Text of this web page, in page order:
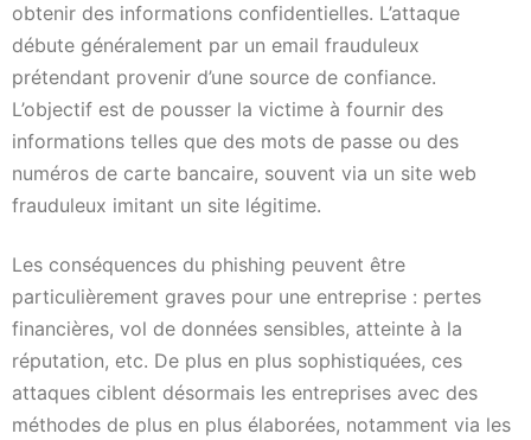
obtenir des informations confidentielles. L’attaque
débute généralement par un email frauduleux
prétendant provenir d’une source de confiance.
L’objectif est de pousser la victime à fournir des
informations telles que des mots de passe ou des
numéros de carte bancaire, souvent via un site web
frauduleux imitant un site légitime.
Les conséquences du phishing peuvent être
particulièrement graves pour une entreprise : pertes
financières, vol de données sensibles, atteinte à la
réputation, etc. De plus en plus sophistiquées, ces
attaques ciblent désormais les entreprises avec des
méthodes de plus en plus élaborées, notamment via les